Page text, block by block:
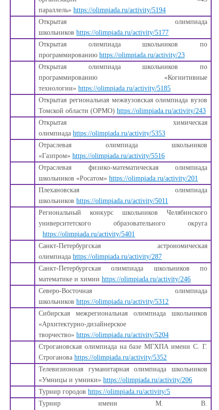
параллель»https://olimpiada.ru/activity/5194
Открытая олимпиада
школьниковhttps://olimpiada.ru/activity/5177
Открытая олимпиада школьников по
программированиюhttps://olimpiada.ru/activity/23
Открытая олимпиада школьников по
программированию «Когнитивные
технологии»https://olimpiada.ru/activity/5185
Открытая региональная межвузовская олимпиада вузов
Томской области (ОРМО)https://olimpiada.ru/activity/243
Открытая химическая
олимпиадаhttps://olimpiada.ru/activity/5353
Отраслевая олимпиада школьников
«Газпром»https://olimpiada.ru/activity/5516
Отраслевая физико-математическая олимпиада
школьников «Росатом»https://olimpiada.ru/activity/201
Плехановская олимпиада
школьниковhttps://olimpiada.ru/activity/5011
Региональный конкурс школьников Челябинского
университетского образовательного округа
https://olimpiada.ru/activity/5401
Санкт-Петербургская астрономическая
олимпиадаhttps://olimpiada.ru/activity/287
Санкт-Петербургская олимпиада школьников по
математике и химииhttps://olimpiada.ru/activity/246
Северо-Восточная олимпиада
школьниковhttps://olimpiada.ru/activity/5312
Сибирская межрегиональная олимпиада школьников
«Архитектурно-дизайнерское
творчество»https://olimpiada.ru/activity/5204
Строгановская олимпиада на базе МГХПА имени С. Г.
Строгановаhttps://olimpiada.ru/activity/5352
Телевизионная гуманитарная олимпиада школьников
«Умницы и умники»https://olimpiada.ru/activity/206
Турнир городовhttps://olimpiada.ru/activity/5
Турнир имени М. В.